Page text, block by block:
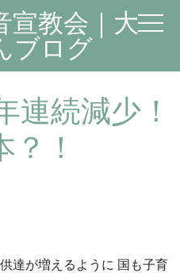
宣教会｜大
ブログ
連続減少！
！
達が増えるように 国も子育